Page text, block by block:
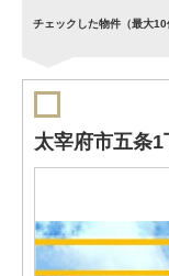
チェックした物件（最大
太宰府市五